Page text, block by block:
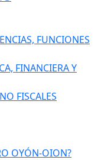
FUNCIONES
FINANCIERA Y
FISCALES
OYÓN-OION?